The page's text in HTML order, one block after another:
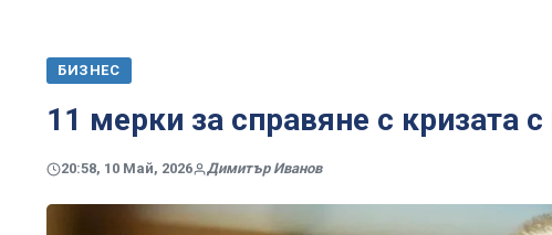
БИЗНЕС
11 мерки за справяне с кризата с
20:58, 10 Май, 2026 Димитър Иванов